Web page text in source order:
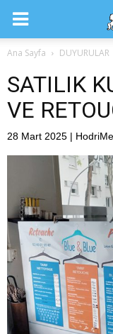
Ana Sayfa DUYURULAR
SATILIK
VE
28 Mart 2025 |